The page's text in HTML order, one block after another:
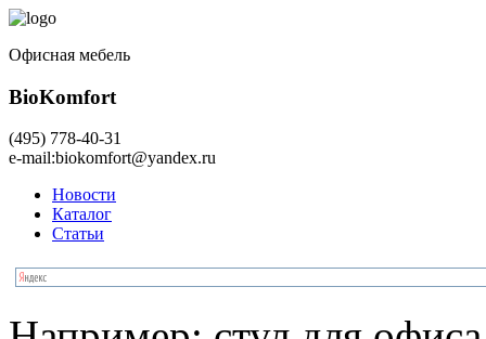
Офисная мебель
BioKomfort
(495) 778-40-31
e-mail:biokomfort@yandex.ru
Новости
Каталог
Статьи